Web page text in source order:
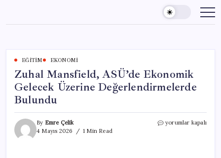
content
EĞITIM EKONOMI
Zuhal Mansfield, ASÜ’de Ekonomik
Gelecek Üzerine Değerlendirmelerde
Bulundu
By Emre Çelik
4 Mayıs 2026
1 Min Read
Zuhal
yorumlar kapalı